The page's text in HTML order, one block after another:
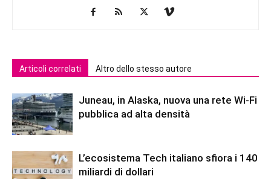
Articoli correlati Altro dello stesso autore
Juneau, in Alaska, nuova una rete Wi-Fi
pubblica ad alta densità
L’ecosistema Tech italiano sfiora i 140
miliardi di dollari